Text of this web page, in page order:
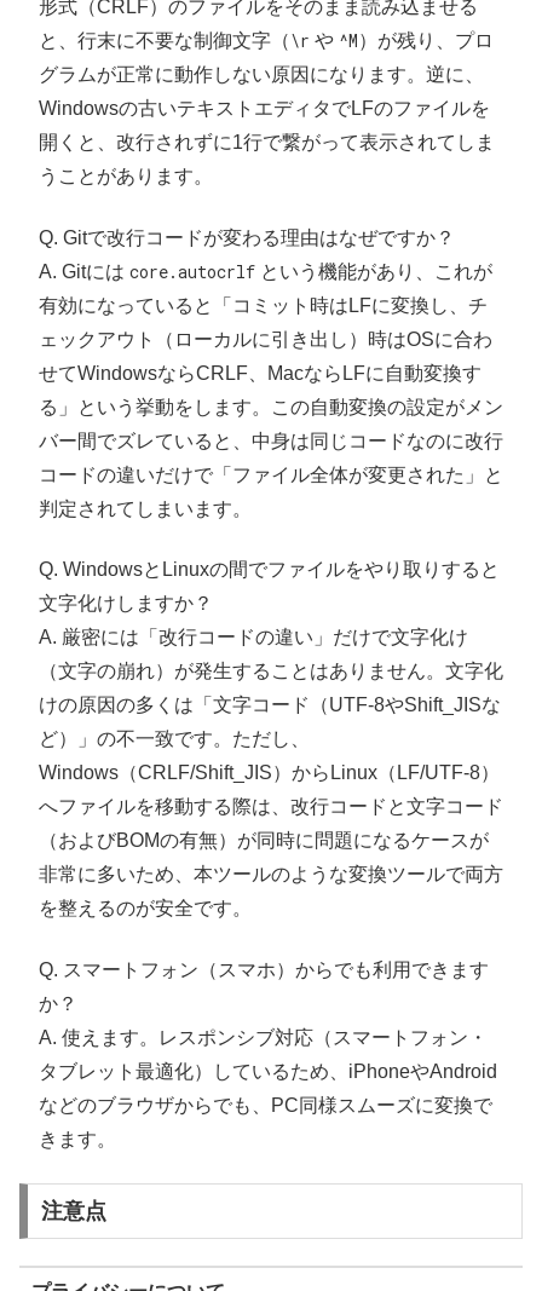
形式（CRLF）のファイルをそのまま読み込ませる
と、行末に不要な制御文字（\r や ^M ）が残り、プロ
グラムが正常に動作しない原因になります。逆に、
Windowsの古いテキストエディタでLFのファイルを
開くと、改行されずに1行で繋がって表示されてしま
うことがあります。
Q. Gitで改行コードが変わる理由はなぜですか？
A. Gitには core.autocrlf という機能があり、これが
有効になっていると「コミット時はLFに変換し、チ
ェックアウト（ローカルに引き出し）時はOSに合わ
せてWindowsならCRLF、MacならLFに自動変換す
る」という挙動をします。この自動変換の設定がメン
バー間でズレていると、中身は同じコードなのに改行
コードの違いだけで「ファイル全体が変更された」と
判定されてしまいます。
Q. WindowsとLinuxの間でファイルをやり取りすると
文字化けしますか？
A. 厳密には「改行コードの違い」だけで文字化け
（文字の崩れ）が発生することはありません。文字化
けの原因の多くは「文字コード（UTF-8やShift_JISな
ど）」の不一致です。ただし、
Windows（CRLF/Shift_JIS）からLinux（LF/UTF-8）
へファイルを移動する際は、改行コードと文字コード
（およびBOMの有無）が同時に問題になるケースが
非常に多いため、本ツールのような変換ツールで両方
を整えるのが安全です。
Q. スマートフォン（スマホ）からでも利用できます
か？
A. 使えます。レスポンシブ対応（スマートフォン・
タブレット最適化）しているため、iPhoneやAndroid
などのブラウザからでも、PC同様スムーズに変換で
きます。
注意点